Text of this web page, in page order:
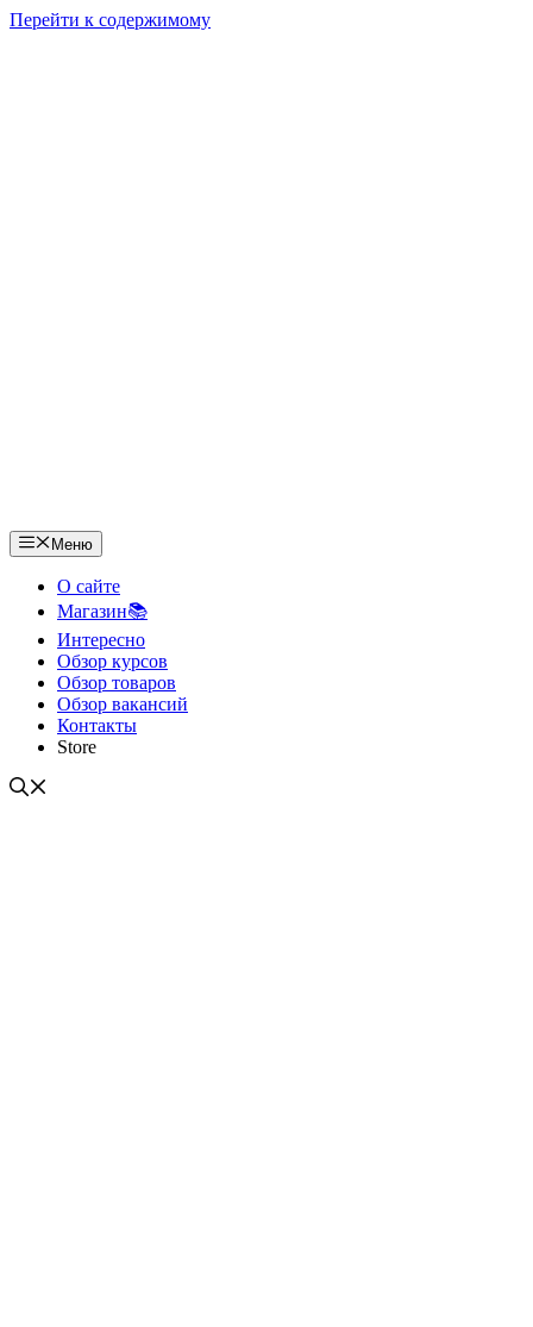
Перейти к содержимому
Меню
О сайте
Магазин📚
Интересно
Обзор курсов
Обзор товаров
Обзор вакансий
Контакты
Store